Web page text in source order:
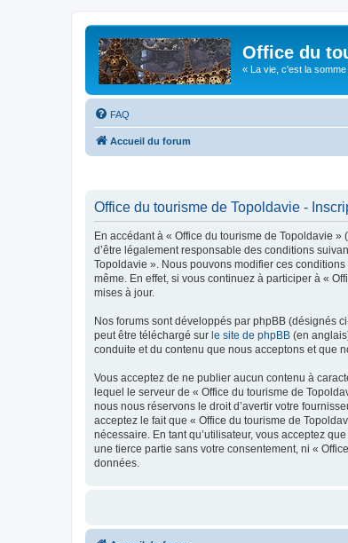
Office du
« La vie, c'est la
FAQ
Accueil du forum
Office du tourisme de Topoldavie -
En accédant à « Office du tourisme de Topoldavie
d’être légalement responsable des conditions
Topoldavie ». Nous pouvons modifier ces
même. En effet, si vous continuez à participer à «
mises à jour.
Nos forums sont développés par phpBB (désignés
peut être téléchargé sur le site de phpBB (en
conduite et du contenu que nous acceptons et que
Vous acceptez de ne publier aucun contenu à
lequel le serveur de « Office du tourisme de
nous nous réservons le droit d’avertir votre
acceptez le fait que « Office du tourisme de
nécessaire. En tant qu’utilisateur, vous acceptez
une tierce partie sans votre consentement, ni «
données.